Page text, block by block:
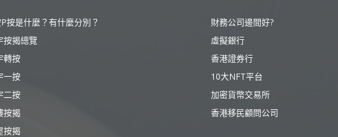
按是什麼？有什麼分別？
按揭總覽
轉按
一按
二按
按揭
按揭
財務公司邊間好?
虛擬銀行
香港證券行
10大NFT平台
加密貨幣交易所
香港移民顧問公司